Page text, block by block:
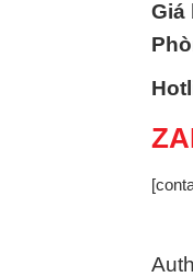
Giá